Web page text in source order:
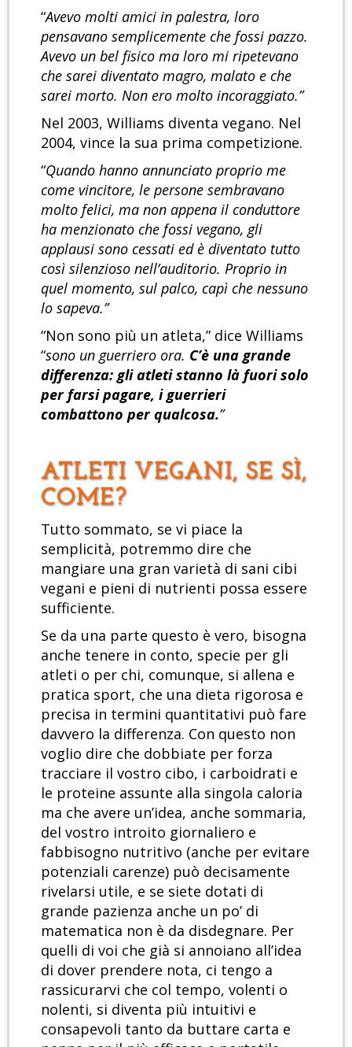
“Avevo molti amici in palestra, loro
pensavano semplicemente che fossi pazzo.
Avevo un bel fisico ma loro mi ripetevano
che sarei diventato magro, malato e che
sarei morto. Non ero molto incoraggiato.”
Nel 2003, Williams diventa vegano. Nel
2004, vince la sua prima competizione.
“Quando hanno annunciato proprio me
come vincitore, le persone sembravano
molto felici, ma non appena il conduttore
ha menzionato che fossi vegano, gli
applausi sono cessati ed è diventato tutto
così silenzioso nell’auditorio. Proprio in
quel momento, sul palco, capì che nessuno
lo sapeva.”
“Non sono più un atleta,” dice Williams
“sono un guerriero ora. C’è una grande
differenza: gli atleti stanno là fuori solo
per farsi pagare, i guerrieri
combattono per qualcosa.”
ATLETI VEGANI, SE SÌ,
COME?
Tutto sommato, se vi piace la
semplicità, potremmo dire che
mangiare una gran varietà di sani cibi
vegani e pieni di nutrienti possa essere
sufficiente.
Se da una parte questo è vero, bisogna
anche tenere in conto, specie per gli
atleti o per chi, comunque, si allena e
pratica sport, che una dieta rigorosa e
precisa in termini quantitativi può fare
davvero la differenza. Con questo non
voglio dire che dobbiate per forza
tracciare il vostro cibo, i carboidrati e
le proteine assunte alla singola caloria
ma che avere un’idea, anche sommaria,
del vostro introito giornaliero e
fabbisogno nutritivo (anche per evitare
potenziali carenze) può decisamente
rivelarsi utile, e se siete dotati di
grande pazienza anche un po’ di
matematica non è da disdegnare. Per
quelli di voi che già si annoiano all’idea
di dover prendere nota, ci tengo a
rassicurarvi che col tempo, volenti o
nolenti, si diventa più intuitivi e
consapevoli tanto da buttare carta e